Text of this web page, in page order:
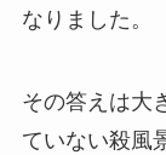
なりました。
その答えは大
ていない殺風